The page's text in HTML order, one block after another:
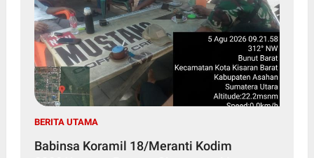
BERITA UTAMA
Babinsa Koramil 18/Meranti Kodim